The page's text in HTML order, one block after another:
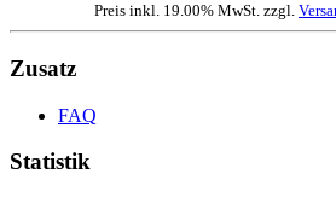
Preis inkl. 19.00% MwSt. zzgl.
Zusatz
FAQ
Statistik